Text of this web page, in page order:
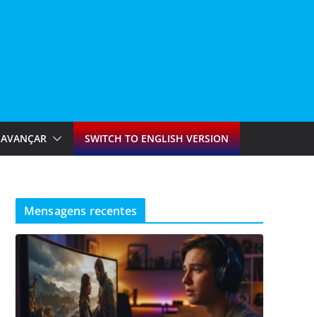
AVANÇAR SWITCH TO ENGLISH VERSION
Mensagens recentes